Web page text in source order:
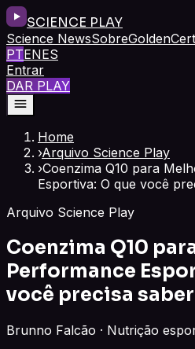
SCIENCE PLAY
Science NewsSobreGolden
PTENES
Entrar
DAR PLAY
Home
›Arquivo Science Play
›Coenzima Q10 para
Esportiva: O que você
Arquivo Science Play
Coenzima Q10
Performance
você precisa saber
Brunno Falcão · Nutrição